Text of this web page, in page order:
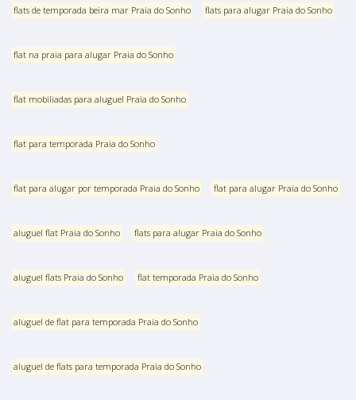
flats de temporada beira mar Praia do Sonho flats para alugar Praia do Sonho
flat na praia para alugar Praia do Sonho
flat mobiliadas para aluguel Praia do Sonho
flat para temporada Praia do Sonho
flat para alugar por temporada Praia do Sonho flat para alugar Praia do Sonho
aluguel flat Praia do Sonho flats para alugar Praia do Sonho
aluguel flats Praia do Sonho flat temporada Praia do Sonho
aluguel de flat para temporada Praia do Sonho
aluguel de flats para temporada Praia do Sonho